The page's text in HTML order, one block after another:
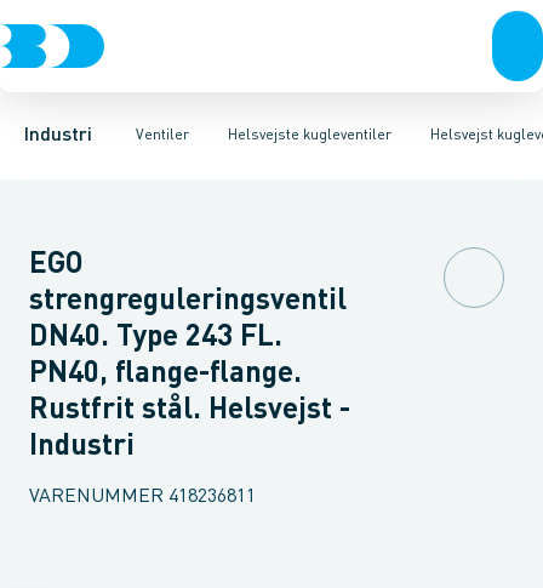
Industri Ventiler
VentilerRustfrit stål Sort stålGalvaniseret stål PlastIndustri
Helsvejste kugleventiler
3-Delte kugleventiler 2-Delte kugleventiler3-VejsHelsvejst
Helsvejst kugleventiler type Vexve XHelsvejst kugleventiler
EGO
strengreguleringsventil
DN40. Type 243 FL.
PN40, flange-flange.
Rustfrit stål. Helsvejst -
Industri
VARENUMMER 418236811